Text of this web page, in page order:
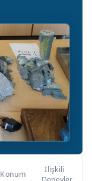
Konum
İlişkili